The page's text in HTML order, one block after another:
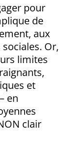
pour
de
aux
Or,
limites
et
en
clair